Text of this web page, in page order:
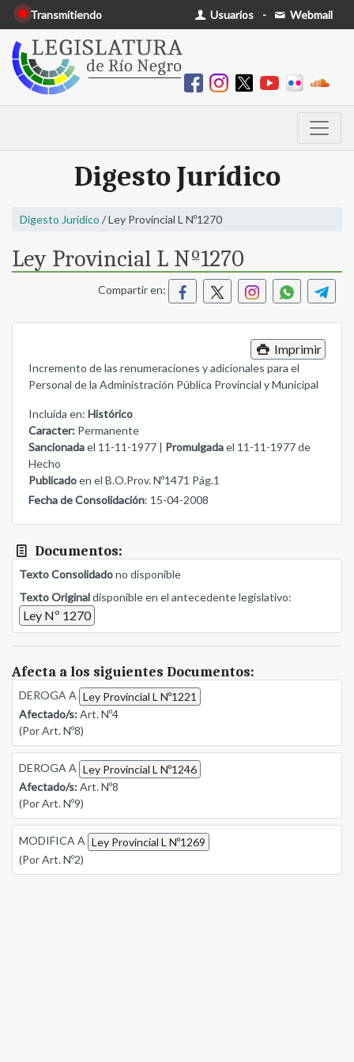
Transmitiendo Usuarios - Webmail
Digesto Jurídico
Digesto Jurídico / Ley Provincial L Nº1270
Ley Provincial L Nº1270
Compartir en:
Imprimir
Incremento de las renumeraciones y adicionales para el
Personal de la Administración Pública Provincial y Municipal
Incluida en: Histórico
Caracter: Permanente
Sancionadael 11-11-1977 | Promulgadael 11-11-1977 de
Hecho
Publicadoen el B.O.Prov. Nº1471 Pág.1
Fecha de Consolidación: 15-04-2008
Documentos:
Texto Consolidadono disponible
Texto Originaldisponible en el antecedente legislativo:
Ley Nº 1270
Afecta a los siguientes Documentos:
DEROGA A Ley Provincial L Nº1221
Afectado/s:Art. Nº4
(Por Art. Nº8)
DEROGA A Ley Provincial L Nº1246
Afectado/s:Art. Nº8
(Por Art. Nº9)
MODIFICA A Ley Provincial L Nº1269
(Por Art. Nº2)